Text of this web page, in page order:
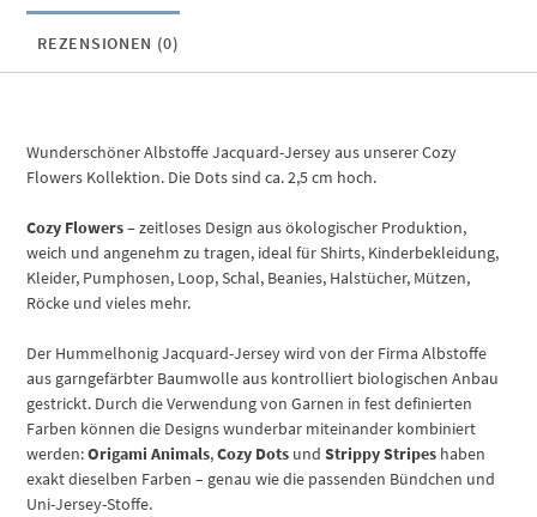
REZENSIONEN (0)
Wunderschöner Albstoffe Jacquard-Jersey aus unserer Cozy
Flowers Kollektion. Die Dots sind ca. 2,5 cm hoch.
Cozy Flowers– zeitloses Design aus ökologischer Produktion,
weich und angenehm zu tragen, ideal für Shirts, Kinderbekleidung,
Kleider, Pumphosen, Loop, Schal, Beanies, Halstücher, Mützen,
Röcke und vieles mehr.
Der Hummelhonig Jacquard-Jersey wird von der Firma Albstoffe
aus garngefärbter Baumwolle aus kontrolliert biologischen Anbau
gestrickt. Durch die Verwendung von Garnen in fest definierten
Farben können die Designs wunderbar miteinander kombiniert
werden:Origami Animals,Cozy Dots undStrippy Stripes haben
exakt dieselben Farben – genau wie die passenden Bündchen und
Uni-Jersey-Stoffe.